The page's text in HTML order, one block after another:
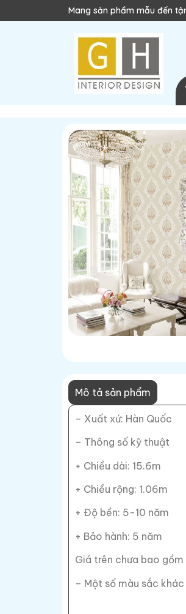
phẩm mẫu đến tận nơi trong 30 phút
Mô tả sản phẩm
– Xuất xứ: Hàn Quốc
– Thông số kỹ thuật
+ Chiều dài: 15.6m
+ Chiều rộng: 1.06m
+ Độ bền: 5-10 năm
+ Bảo hành: 5 năm
Giá trên chưa bao
– Một số màu sắc